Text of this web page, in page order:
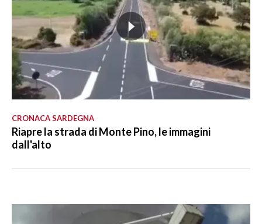
CRONACA SARDEGNA
Riapre la strada di Monte Pino, le immagini
dall'alto